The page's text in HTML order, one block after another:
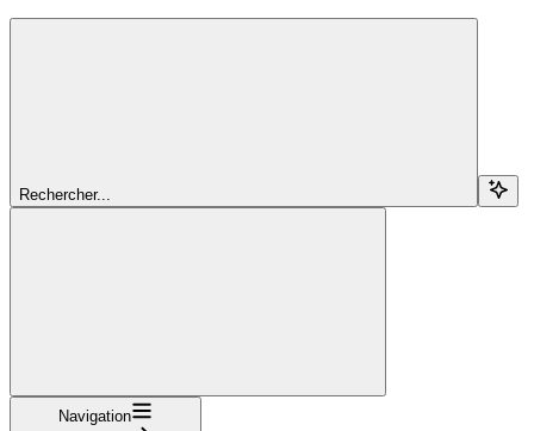
Rechercher...
Navigation